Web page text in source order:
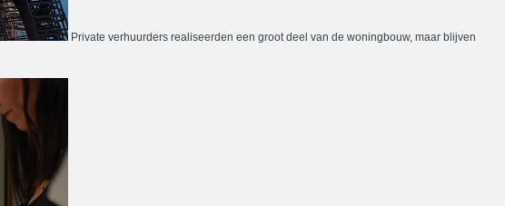
Private verhuurders realiseerden een groot deel van de woningbouw, maar blijven